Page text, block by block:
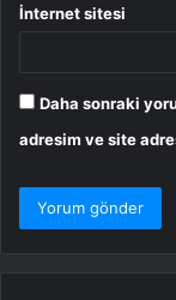
İnternet sitesi
Daha sonraki
adresim ve site